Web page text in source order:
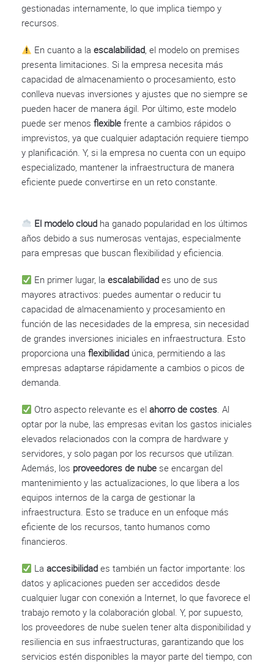
gestionadas internamente, lo que implica tiempo y
recursos.
En cuanto a laescalabilidad, el modelo on premises
presenta limitaciones. Si la empresa necesita más
capacidad de almacenamiento o procesamiento, esto
conlleva nuevas inversiones y ajustes que no siempre se
pueden hacer de manera ágil. Por último, este modelo
puede ser menos flexible frente a cambios rápidos o
imprevistos, ya que cualquier adaptación requiere tiempo
y planificación. Y, si la empresa no cuenta con un equipo
especializado, mantener la infraestructura de manera
eficiente puede convertirse en un reto constante.
El modelo cloud ha ganado popularidad en los últimos
años debido a sus numerosas ventajas, especialmente
para empresas que buscan flexibilidad y eficiencia.
En primer lugar, laescalabilidades uno de sus
mayores atractivos: puedes aumentar o reducir tu
capacidad de almacenamiento y procesamiento en
función de las necesidades de la empresa, sin necesidad
de grandes inversiones iniciales en infraestructura. Esto
proporciona una flexibilidad única, permitiendo a las
empresas adaptarse rápidamente a cambios o picos de
demanda.
Otro aspecto relevante es elahorro de costes. Al
optar por la nube, las empresas evitan los gastos iniciales
elevados relacionados con la compra de hardware y
servidores, y solo pagan por los recursos que utilizan.
Además, los proveedores de nube se encargan del
mantenimiento y las actualizaciones, lo que libera a los
equipos internos de la carga de gestionar la
infraestructura. Esto se traduce en un enfoque más
eficiente de los recursos, tanto humanos como
financieros.
Laaccesibilidades también un factor importante: los
datos y aplicaciones pueden ser accedidos desde
cualquier lugar con conexión a Internet, lo que favorece el
trabajo remoto y la colaboración global. Y, por supuesto,
los proveedores de nube suelen tener alta disponibilidad y
resiliencia en sus infraestructuras, garantizando que los
servicios estén disponibles la mayor parte del tiempo, con